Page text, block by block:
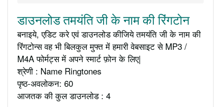
डाउनलोड तमयंति जी के नाम की रिंगटोन
बनाइये, एडिट करे एवं डाउनलोड कीजिये तमयंति जी के नाम की
रिंगटोन्स वह भी बिलकुल मुफ्त में हमारी वेबसाइट से MP3 /
M4A फोर्मट्स में अपने स्मार्ट फ़ोन के लिए|
श्रेणी : Name Ringtones
पृष्ठ-अवलोकन: 60
आजतक की कुल डाउनलोड : 4